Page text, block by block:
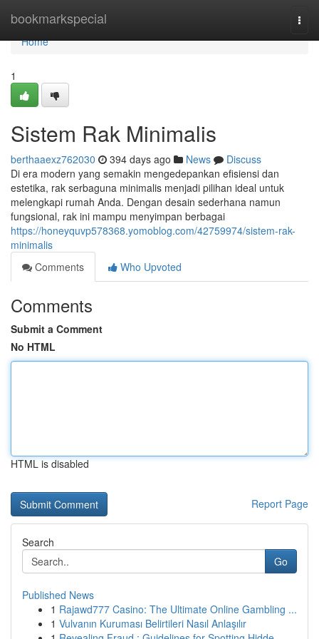
bookmarkspecial
Home
Home
1
Sistem Rak Minimalis
berthaaexz762030 394 days ago News
Discuss
Di era modern yang semakin mengedepankan efisiensi dan
estetika, rak serbaguna minimalis menjadi pilihan ideal untuk
melengkapi rumah Anda. Dengan desain sederhana namun
fungsional, rak ini mampu menyimpan berbagai
https://honeyquvp578368.yomoblog.com/42759974/sistem-rak-
minimalis
Comments
Who Upvoted
Comments
Submit a Comment
No HTML
HTML is disabled
Report Page
Search
Go
Published News
1 Rajawd777 Casino: The Ultimate Online Gambling ...
1 Vulvanın Kuruması Belirtileri Nasıl Anlaşılır